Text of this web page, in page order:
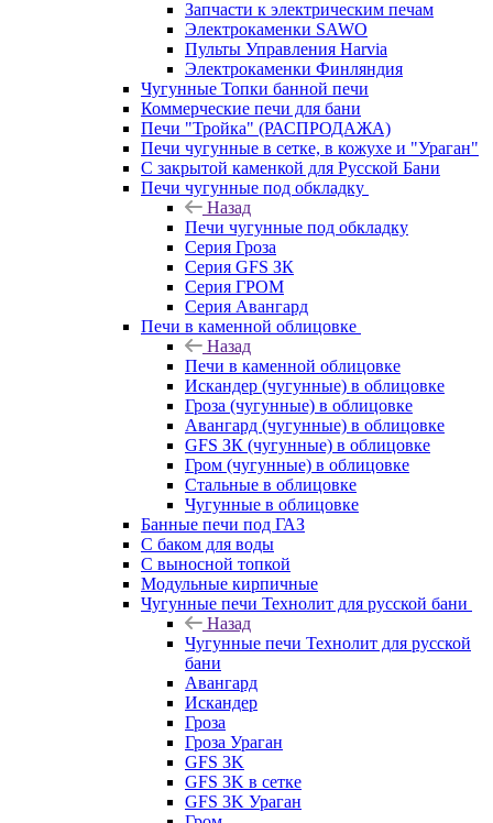
Запчасти к электрическим печам
Электрокаменки SAWO
Пульты Управления Harvia
Электрокаменки Финляндия
Чугунные Топки банной печи
Коммерческие печи для бани
Печи "Тройка" (РАСПРОДАЖА)
Печи чугунные в сетке, в кожухе и "Ураган"
С закрытой каменкой для Русской Бани
Печи чугунные под обкладку
Назад
Печи чугунные под обкладку
Серия Гроза
Серия GFS ЗК
Серия ГРОМ
Серия Авангард
Печи в каменной облицовке
Назад
Печи в каменной облицовке
Искандер (чугунные) в облицовке
Гроза (чугунные) в облицовке
Авангард (чугунные) в облицовке
GFS ЗК (чугунные) в облицовке
Гром (чугунные) в облицовке
Стальные в облицовке
Чугунные в облицовке
Банные печи под ГАЗ
С баком для воды
С выносной топкой
Модульные кирпичные
Чугунные печи Технолит для русской бани
Назад
Чугунные печи Технолит для русской
бани
Авангард
Искандер
Гроза
Гроза Ураган
GFS 3K
GFS 3K в сетке
GFS 3K Ураган